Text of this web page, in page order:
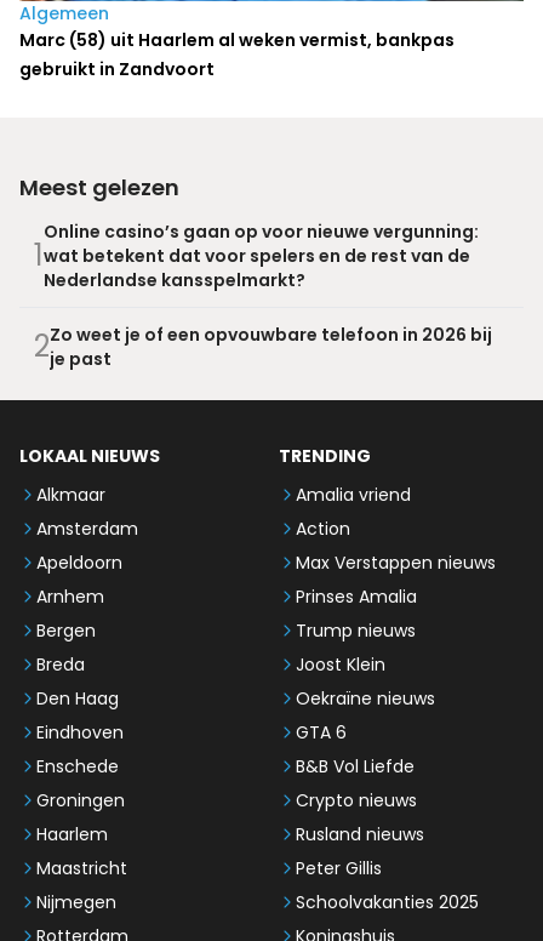
Algemeen
Marc (58) uit Haarlem al weken vermist, bankpas
gebruikt in Zandvoort
Meest gelezen
1
Online casino’s gaan op voor nieuwe vergunning:
wat betekent dat voor spelers en de rest van de
Nederlandse kansspelmarkt?
2Zo weet je of een opvouwbare telefoon in 2026 bij
je past
LOKAAL NIEUWS
Alkmaar
Amsterdam
Apeldoorn
Arnhem
Bergen
Breda
Den Haag
Eindhoven
Enschede
Groningen
Haarlem
Maastricht
Nijmegen
TRENDING
Amalia vriend
Action
Max Verstappen nieuws
Prinses Amalia
Trump nieuws
Joost Klein
Oekraïne nieuws
GTA 6
B&B Vol Liefde
Crypto nieuws
Rusland nieuws
Peter Gillis
Schoolvakanties 2025